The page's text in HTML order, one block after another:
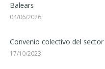
Balears
04/06/2026
Convenio colectivo del
17/10/2023